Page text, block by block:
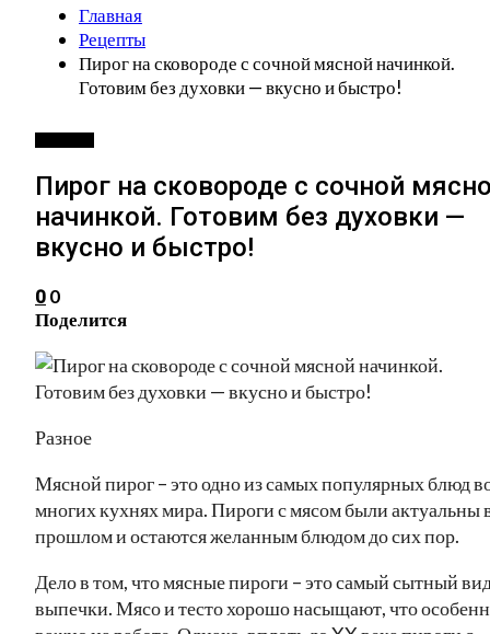
Главная
Рецепты
Пирог на сковороде с сочной мясной начинкой.
Готовим без духовки — вкусно и быстро!
Пирог на сковороде с сочной
начинкой. Готовим без духовки —
вкусно и быстро!
0 0
Поделится
Разное
Мясной пирог – это одно из самых популярных блюд
многих кухнях мира. Пироги с мясом были актуальны
прошлом и остаются желанным блюдом до сих пор.
Дело в том, что мясные пироги – это самый сытный
выпечки. Мясо и тесто хорошо насыщают, что